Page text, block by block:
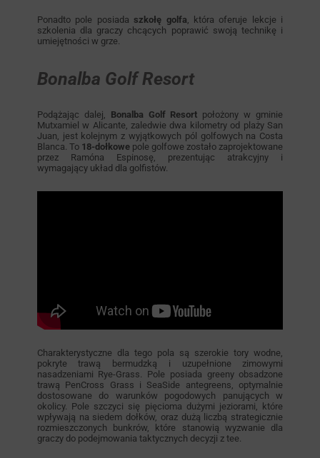
Ponadto pole posiada szkołę golfa, która oferuje lekcje i
szkolenia dla graczy chcących poprawić swoją technikę i
umiejętności w grze.
Bonalba Golf Resort
Podążając dalej, Bonalba Golf Resort położony w gminie
Mutxamiel w Alicante, zaledwie dwa kilometry od plaży San
Juan, jest kolejnym z wyjątkowych pól golfowych na Costa
Blanca. To 18-dołkowepole golfowe zostało zaprojektowane
przez Ramóna Espinosę, prezentując atrakcyjny i
wymagający układ dla golfistów.
Charakterystyczne dla tego pola są szerokie tory wodne,
pokryte trawą bermudzką i uzupełnione zimowymi
nasadzeniami Rye-Grass. Pole posiada greeny obsadzone
trawą PenCross Grass i SeaSide antegreens, optymalnie
dostosowane do warunków pogodowych panujących w
okolicy. Pole szczyci się pięcioma dużymi jeziorami, które
wpływają na siedem dołków, oraz dużą liczbą strategicznie
rozmieszczonych bunkrów, które stanowią wyzwanie dla
graczy do podejmowania taktycznych decyzji z tee.